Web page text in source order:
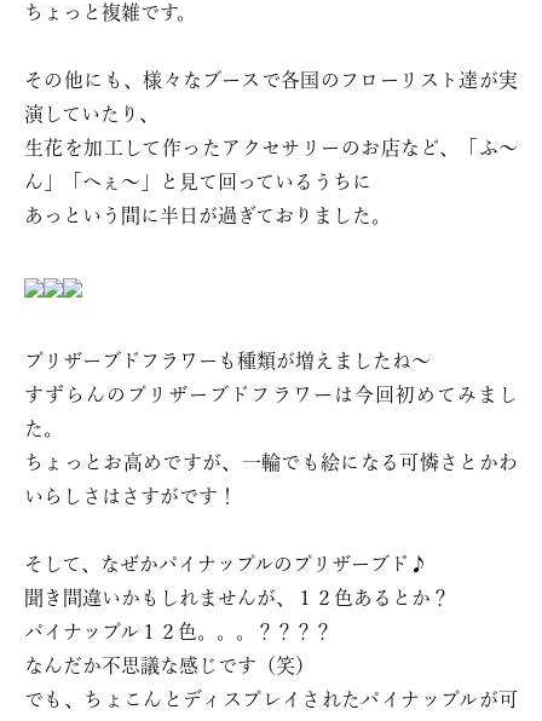
ちょっと複雑です。
その他にも、様々なブースで各国のフローリスト達が実
演していたり、
生花を加工して作ったアクセサリーのお店など、「ふ〜
ん」「へぇ〜」と見て回っているうちに
あっという間に半日が過ぎておりました。
プリザーブドフラワーも種類が増えましたね〜
すずらんのプリザーブドフラワーは今回初めてみまし
た。
ちょっとお高めですが、一輪でも絵になる可憐さとかわ
いらしさはさすがです！
そして、なぜかパイナップルのプリザーブド♪
聞き間違いかもしれませんが、１２色あるとか？
パイナップル１２色。。。？？？？
なんだか不思議な感じです（笑）
でも、ちょこんとディスプレイされたパイナップルが可